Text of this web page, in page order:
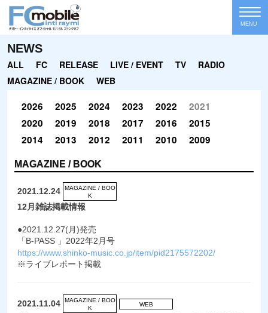
MENU
NEWS
ALL FC RELEASE LIVE / EVENT TV
RADIO
MAGAZINE / BOOK
WEB
2026 2025 2024 2023 2022
2021
2020
2019 2018 2017 2016
2015
2014
2013 2012 2011 2010 2009
MAGAZINE / BOOK
2021.12.24
MAGAZINE / BOO
K
12月雑誌掲載情報
●2021.12.27(月)発売
「B-PASS 」2022年2月号
https://www.shinko-music.co.jp/item/pid2175572202/
※ライブレポート掲載
2021.11.04
MAGAZINE / BOO
K
WEB